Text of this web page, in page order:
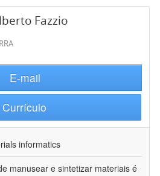
Fazzio
E-mail
Currículo
informatics
manusear e sintetizar materiais é